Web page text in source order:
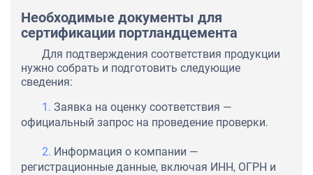
Необходимые документы для
сертификации портландцемента
Для подтверждения соответствия продукции
нужно собрать и подготовить следующие
сведения:
Заявка на оценку соответствия —
официальный запрос на проведение проверки.
Информация о компании —
регистрационные данные, включая ИНН, ОГРН и